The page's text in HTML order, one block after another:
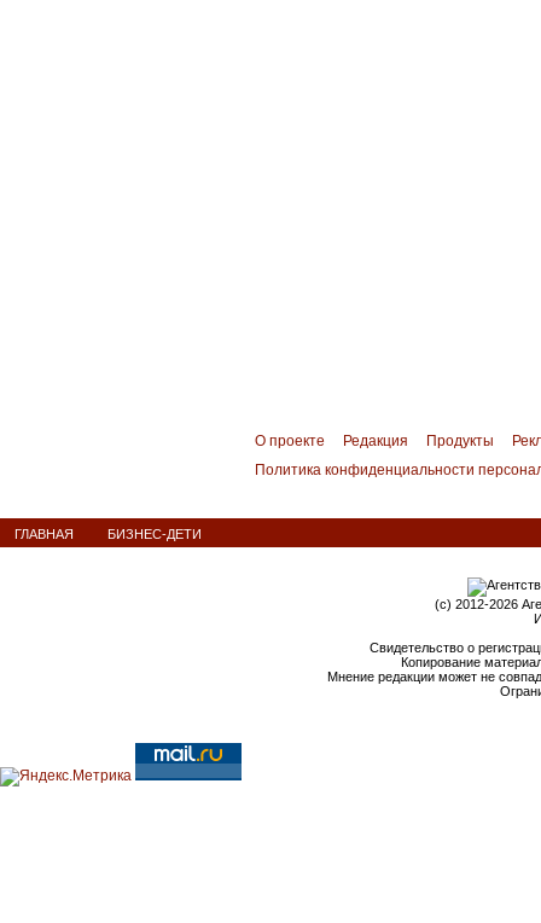
О проекте Редакция Продукты
Политика конфиденциальности
ГЛАВНАЯ БИЗНЕС-ДЕТИ
(c) 2012-2026
Свидетельство о
Копирование
Мнение редакции может не